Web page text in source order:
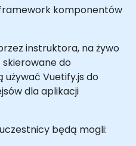
komponentów
instruktora, na żywo
do
Vuetify.js do
dla aplikacji
będą mogli: